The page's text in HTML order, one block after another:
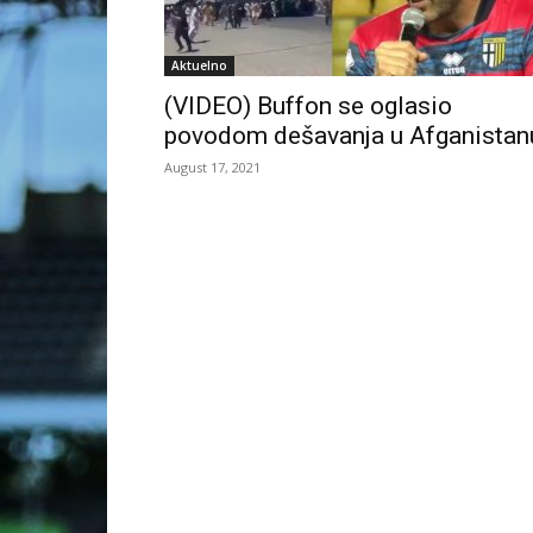
Aktuelno
(VIDEO) Buffon se oglasio
povodom dešavanja u
August 17, 2021